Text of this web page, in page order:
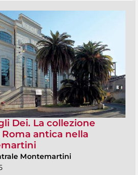
Dei. La collezione
antica nella
Montemartini